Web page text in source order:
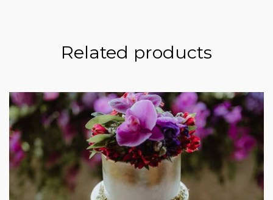
Related products